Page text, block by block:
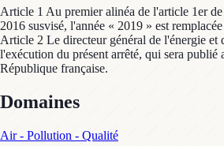
Article 1 Au premier alinéa de l'article 1er
2016 susvisé, l'année « 2019 » est
Article 2 Le directeur général de l'énergie et
l'exécution du présent arrêté, qui sera publié
République française.
Domaines
Air - Pollution - Qualité